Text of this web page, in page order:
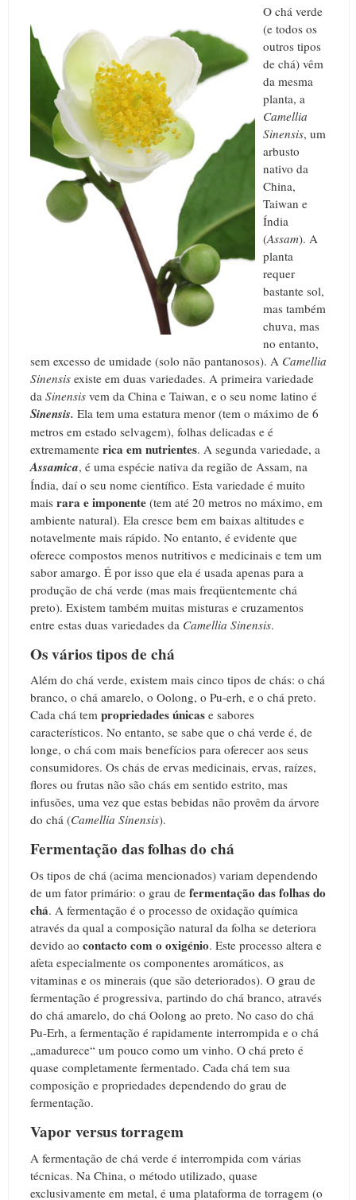
O chá verde
(e todos os
outros tipos
de chá) vêm
da mesma
planta, a
Camellia
Sinensis, um
arbusto
nativo da
China,
Taiwan e
Índia
(Assam). A
planta
requer
bastante sol,
mas também
chuva, mas
no entanto,
sem excesso de umidade (solo não pantanosos). A Camellia
Sinensis existe em duas variedades. A primeira variedade
da Sinensis vem da China e Taiwan, e o seu nome latino é
Sinensis. Ela tem uma estatura menor (tem o máximo de 6
metros em estado selvagem), folhas delicadas e é
extremamente rica em nutrientes. A segunda variedade, a
Assamica, é uma espécie nativa da região de Assam, na
Índia, daí o seu nome científico. Esta variedade é muito
mais rara e imponente (tem até 20 metros no máximo, em
ambiente natural). Ela cresce bem em baixas altitudes e
notavelmente mais rápido. No entanto, é evidente que
oferece compostos menos nutritivos e medicinais e tem um
sabor amargo. É por isso que ela é usada apenas para a
produção de chá verde (mas mais freqüentemente chá
preto). Existem também muitas misturas e cruzamentos
entre estas duas variedades da Camellia Sinensis.
Os vários tipos de chá
Além do chá verde, existem mais cinco tipos de chás: o chá
branco, o chá amarelo, o Oolong, o Pu-erh, e o chá preto.
Cada chá tem propriedades únicas e sabores
característicos. No entanto, se sabe que o chá verde é, de
longe, o chá com mais benefícios para oferecer aos seus
consumidores. Os chás de ervas medicinais, ervas, raízes,
flores ou frutas não são chás em sentido estrito, mas
infusões, uma vez que estas bebidas não provêm da árvore
do chá (Camellia Sinensis).
Fermentação das folhas do chá
Os tipos de chá (acima mencionados) variam dependendo
de um fator primário: o grau de fermentação das folhas do
chá. A fermentação é o processo de oxidação química
através da qual a composição natural da folha se deteriora
devido ao contacto com o oxigénio. Este processo altera e
afeta especialmente os componentes aromáticos, as
vitaminas e os minerais (que são deteriorados). O grau de
fermentação é progressiva, partindo do chá branco, através
do chá amarelo, do chá Oolong ao preto. No caso do chá
Pu-Erh, a fermentação é rapidamente interrompida e o chá
„amadurece“ um pouco como um vinho. O chá preto é
quase completamente fermentado. Cada chá tem sua
composição e propriedades dependendo do grau de
fermentação.
Vapor versus torragem
A fermentação de chá verde é interrompida com várias
técnicas. Na China, o método utilizado, quase
exclusivamente em metal, é uma plataforma de torragem (o